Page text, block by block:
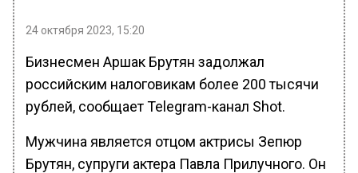
24 октября 2023, 15:20
Бизнесмен Аршак Брутян задолжал
российским налоговикам более 200 тысячи
рублей, сообщает Telegram-канал Shot.
Мужчина является отцом актрисы Зепюр
Брутян, супруги актера Павла Прилучного. Он